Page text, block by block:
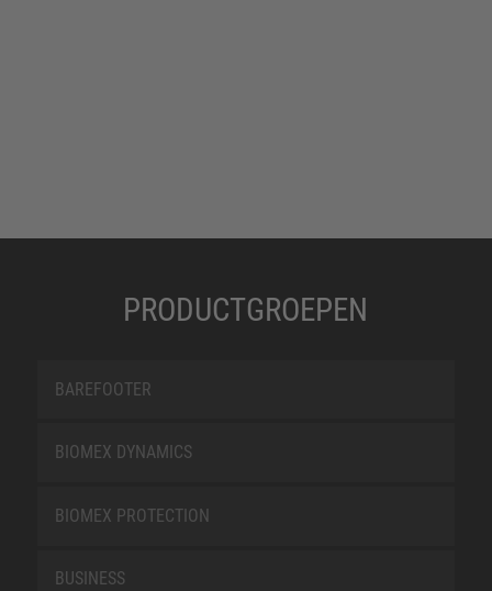
PRODUCTGROEPEN
BAREFOOTER
BIOMEX DYNAMICS
BIOMEX PROTECTION
BUSINESS